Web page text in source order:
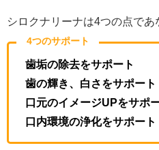
シロクナリーナは4つの点であ
4つのサポート
歯垢の除去をサポート
歯の輝き、白さをサポート
口元のイメージUPをサポ
口内環境の浄化をサポート